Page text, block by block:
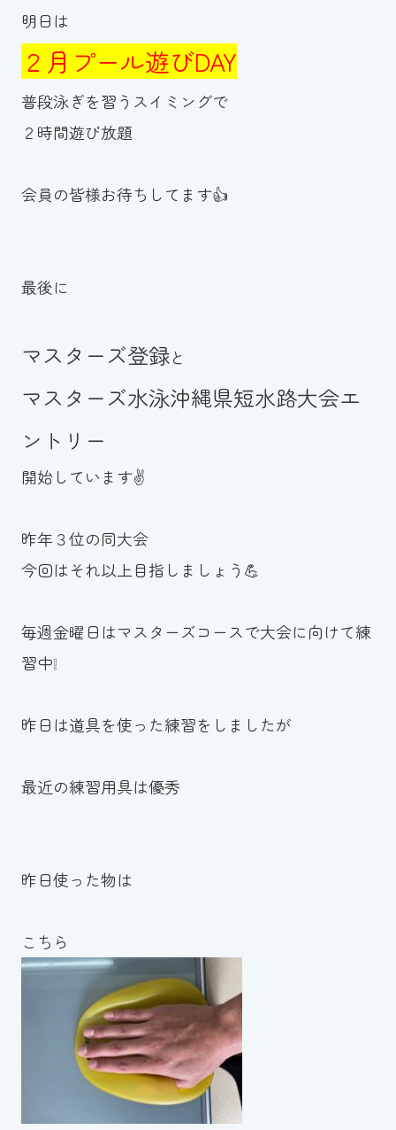
明日は
２月プール遊びDAY
普段泳ぎを習うスイミングで
２時間遊び放題
会員の皆様お待ちしてます👍
最後に
マスターズ登録と
マスターズ水泳沖縄県短水路大会エ
ントリー
開始しています✌
昨年３位の同大会
今回はそれ以上目指しましょう💪
毎週金曜日はマスターズコースで大会に向けて練
習中❕
昨日は道具を使った練習をしましたが
最近の練習用具は優秀
昨日使った物は
こちら